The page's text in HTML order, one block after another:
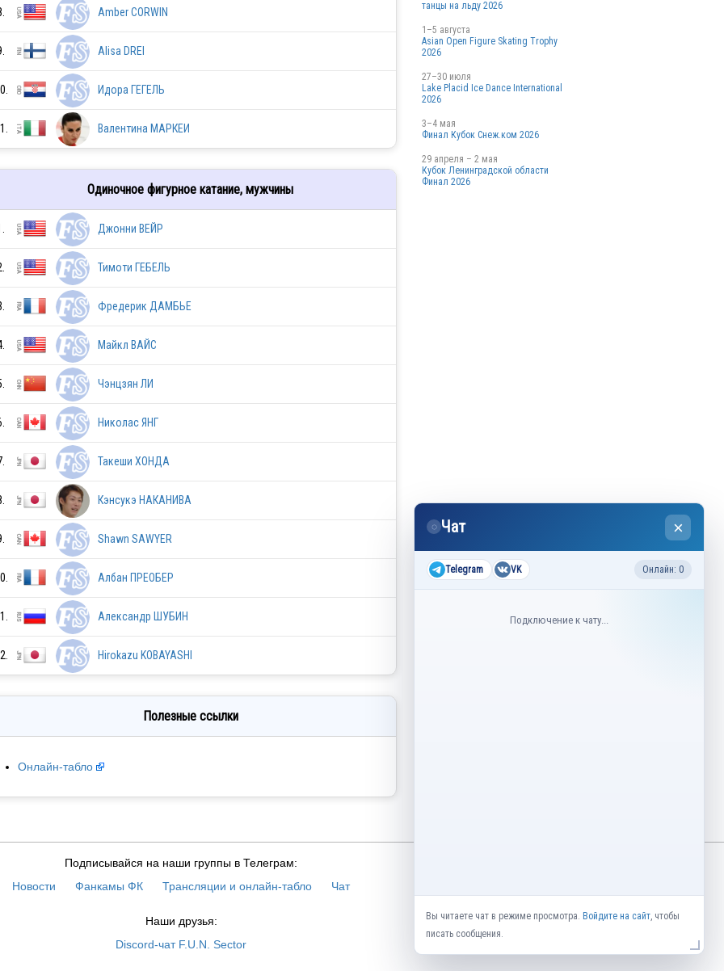
JPN
AUS
Amber CORWIN
Alisa DREI
Идора ГЕГЕЛЬ
Валентина МАРКЕИ
Одиночное фигурное катание, мужчины
Джонни ВЕЙР
Тимоти ГЕБЕЛЬ
Фредерик ДАМБЬЕ
Майкл ВАЙС
Чэнцзян ЛИ
Николас ЯНГ
Такеши ХОНДА
Кэнсукэ НАКАНИВА
Shawn SAWYER
Албан ПРЕОБЕР
Александр ШУБИН
Hirokazu KOBAYASHI
Полезные ссылки
Онлайн-табло
танцы на льду 2026
1–5 августа
Asian Open Figure Skating Trophy
2026
27–30 июля
Lake Placid Ice Dance International
2026
3–4 мая
Финал Кубок Снеж.ком 2026
29 апреля – 2 мая
Кубок Ленинградской области
Финал 2026
Подписывайся на наши группы в Телеграм:
Новости
Фанкамы ФК Трансляции и онлайн-табло Чат
Наши друзья:
Discord-чат F.U.N. Sector
×
◌ Чат
Telegram VK Онлайн: 0
Подключение к чату...
Вы читаете чат в режиме просмотра. Войдите на сайт, чтобы
писать сообщения.